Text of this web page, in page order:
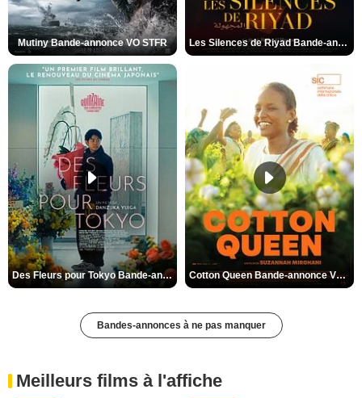
Mutiny Bande-annonce VO STFR Les Silences de Riyad Bande-annonce VO STFR
Des Fleurs pour Tokyo Bande-annonce VO STFR Cotton Queen Bande-annonce VO STFR
Bandes-annonces à ne pas manquer
Meilleurs films à l'affiche